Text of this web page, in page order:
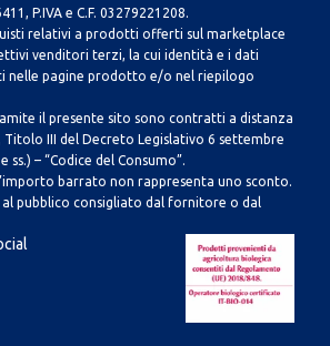
P.IVA e C.F. 03279221208.
relativi a prodotti offerti sul marketplace
venditori terzi, la cui identità e i dati
nelle pagine prodotto e/o nel riepilogo
il presente sito sono contratti a distanza
Titolo III del Decreto Legislativo 6 settembre
ss.) – “Codice del Consumo”.
barrato non rappresenta uno sconto.
pubblico consigliato dal fornitore o dal